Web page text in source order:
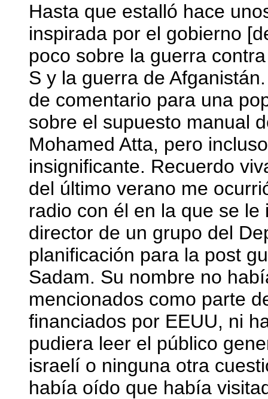
Hasta que estalló hace
inspirada por el gobierno
poco sobre la guerra
S y la guerra de
de comentario para una
sobre el supuesto manual
Mohamed Atta, pero
insignificante. Recuerdo
del último verano me
radio con él en la que se
director de un grupo del
planificación para la post
Sadam. Su nombre no
mencionados como parte
financiados por EEUU, ni
pudiera leer el público
israelí o ninguna otra
había oído que había